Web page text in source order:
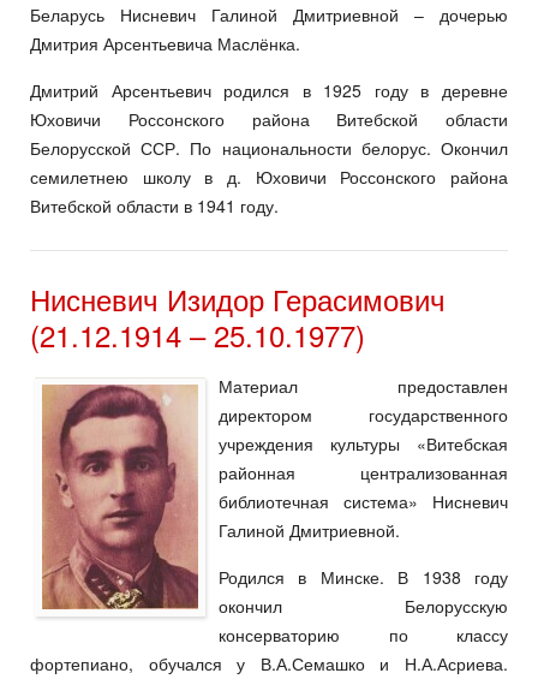
Беларусь Нисневич Галиной Дмитриевной – дочерью
Дмитрия Арсентьевича Маслёнка.
Дмитрий Арсентьевич родился в 1925 году в деревне
Юховичи Россонского района Витебской области
Белорусской ССР. По национальности белорус. Окончил
семилетнею школу в д. Юховичи Россонского района
Витебской области в 1941 году.
Нисневич Изидор Герасимович
(21.12.1914 – 25.10.1977)
Материал предоставлен
директором государственного
учреждения культуры «Витебская
районная централизованная
библиотечная система» Нисневич
Галиной Дмитриевной.
Родился в Минске. В 1938 году
окончил Белорусскую
консерваторию по классу
фортепиано, обучался у В.А.Семашко и Н.А.Асриева.